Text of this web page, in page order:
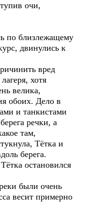
очи,
по близлежащему
двинулись к
вред
хотя
велика,
обоих. Дело в
и танкистами
речки, а
там,
Тётка и
берега.
остановился
были очень
весит примерно